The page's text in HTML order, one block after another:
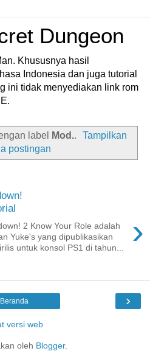
Dungeon
Khususnya hasil
Indonesia dan juga tutorial
ini tidak menyediakan link rom
label Mod..
Tampilkan
postingan
›
2 Know Your Role adalah
Yuke's yang dipublikasikan
untuk konsol PS1 di tahun...
›
Beranda
versi web
oleh Blogger.